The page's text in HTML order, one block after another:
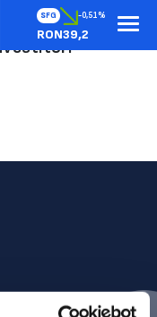
SFG -0,51%
RON39,2
–